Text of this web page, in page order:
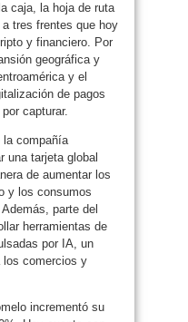
caja, la hoja de ruta
tres frentes que hoy
y financiero. Por
geográfica y
y el
de pagos
capturar.
compañía
una tarjeta global
de aumentar los
y los consumos
parte del
herramientas de
por IA, un
los comercios y
incrementó su